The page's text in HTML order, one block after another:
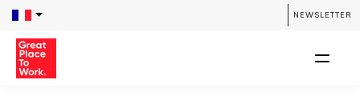
NEWSLETTER